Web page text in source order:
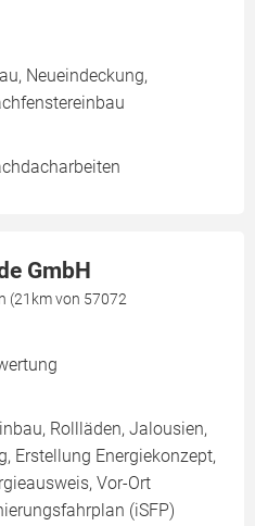
Neueindeckung,
GmbH
(21km von 57072
Rollläden, Jalousien,
Erstellung Energiekonzept,
Vor-Ort
(iSFP)